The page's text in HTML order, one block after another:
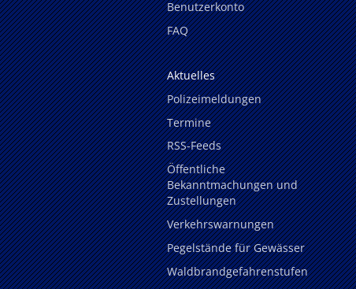
Benutzerkonto
FAQ
Aktuelles
Polizeimeldungen
Termine
RSS-Feeds
Öffentliche
Bekanntmachungen und
Zustellungen
Verkehrswarnungen
Pegelstände für Gewässer
Waldbrandgefahrenstufen